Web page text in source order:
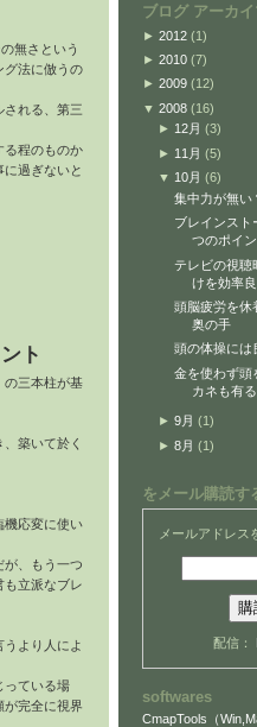
無さという
グ法に倣うの
される、第三
る程のものか
過ぎないと
ト
の三本柱が基
築いて於く
機応変に使い
が、もう一つ
も立派なブレ
より人によ
っている場
が完全に視界
ブログ アーカ
► 2012 (1)
► 2010 (7)
► 2009 (12)
▼ 2008 (16)
► 12月 (3)
► 11月 (5)
▼ 10月 (6)
集中力が無い
ブレインスト
つのポイン
テレビの視聴
けを効率
頭脳疲労を休
奥の手
頭の体操には
金を使わず頭
カネも有
► 9月 (1)
► 8月 (1)
をメール購読す
メールアドレス
配信：
softwares
CmapTools（